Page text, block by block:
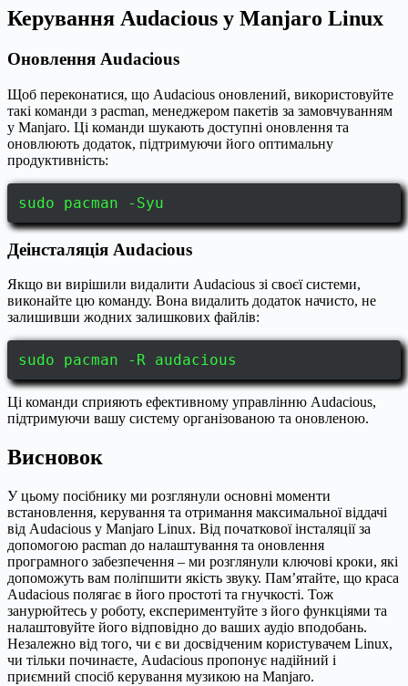
Керування Audacious у Manjaro Linux
Оновлення Audacious
Щоб переконатися, що Audacious оновлений, використовуйте
такі команди з pacman, менеджером пакетів за замовчуванням
у Manjaro. Ці команди шукають доступні оновлення та
оновлюють додаток, підтримуючи його оптимальну
продуктивність:
sudo pacman -Syu
Деінсталяція Audacious
Якщо ви вирішили видалити Audacious зі своєї системи,
виконайте цю команду. Вона видалить додаток начисто, не
залишивши жодних залишкових файлів:
sudo pacman -R audacious
Ці команди сприяють ефективному управлінню Audacious,
підтримуючи вашу систему організованою та оновленою.
Висновок
У цьому посібнику ми розглянули основні моменти
встановлення, керування та отримання максимальної віддачі
від Audacious у Manjaro Linux. Від початкової інсталяції за
допомогою pacman до налаштування та оновлення
програмного забезпечення – ми розглянули ключові кроки, які
допоможуть вам поліпшити якість звуку. Пам’ятайте, що краса
Audacious полягає в його простоті та гнучкості. Тож
занурюйтесь у роботу, експериментуйте з його функціями та
налаштовуйте його відповідно до ваших аудіо вподобань.
Незалежно від того, чи є ви досвідченим користувачем Linux,
чи тільки починаєте, Audacious пропонує надійний і
приємний спосіб керування музикою на Manjaro.